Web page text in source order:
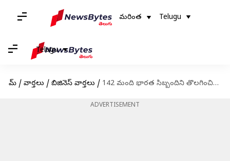
మరింత Telugu
Telugu
హోమ్ / వార్తలు / బిజినెస్ వార్తలు / 142 మంది భారత సిబ్బందిని తొలగించిన మైక్రోసాఫ్ట్ గిట్‌హబ్
ADVERTISEMENT